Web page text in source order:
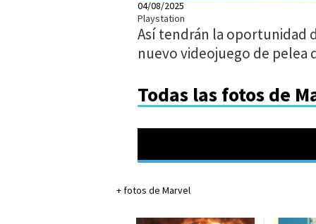
04/08/2025
Playstation
Así tendrán la oportunidad
nuevo videojuego de pelea
Todas las fotos de
+ fotos de Marvel